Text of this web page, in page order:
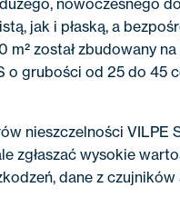
jak i płaską, a
m² został zbudowany
o grubości od 25 do 45
nieszczelności VILPE
zgłaszać wysokie
dane z czujników